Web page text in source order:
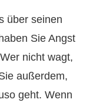
über seinen
Sie Angst
nicht wagt,
außerdem,
geht. Wenn